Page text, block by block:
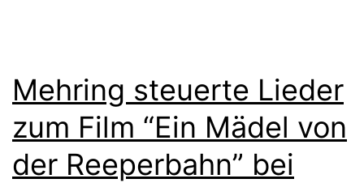
Mehring steuerte Lieder
zum Film “Ein Mädel von
der Reeperbahn” bei